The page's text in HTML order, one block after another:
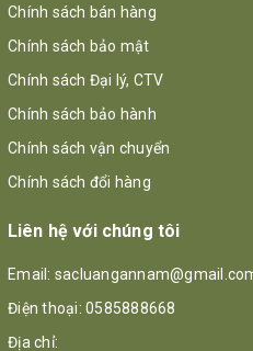
Chính sách bán hàng
Chính sách bảo mật
Chính sách Đại lý, CTV
Chính sách bảo hành
Chính sách vận chuyển
Chính sách đổi hàng
Liên hệ với chúng tôi
Email:
Điện thoại: 0585888668
Địa chỉ: